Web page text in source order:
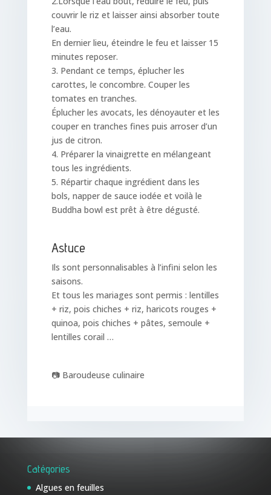
couvrir le riz et laisser ainsi absorber toute
l’eau.
En dernier lieu, éteindre le feu et laisser 15
minutes reposer.
3. Pendant ce temps, éplucher les
carottes, le concombre. Couper les
tomates en tranches.
Éplucher les avocats, les dénoyauter et les
couper en tranches fines puis arroser d’un
jus de citron.
4. Préparer la vinaigrette en mélangeant
tous les ingrédients.
5. Répartir chaque ingrédient dans les
bols, napper de sauce iodée et voilà le
Buddha bowl est prêt à être dégusté.
Astuce
Ils sont personnalisables à l’infini selon les
saisons.
Et tous les mariages sont permis : lentilles
+ riz, pois chiches + riz, haricots rouges +
quinoa, pois chiches + pâtes, semoule +
lentilles corail …
📷 Baroudeuse culinaire
Catégories
Algues en feuilles